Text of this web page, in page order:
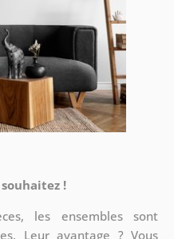
!
les ensembles sont
Leur avantage ? Vous